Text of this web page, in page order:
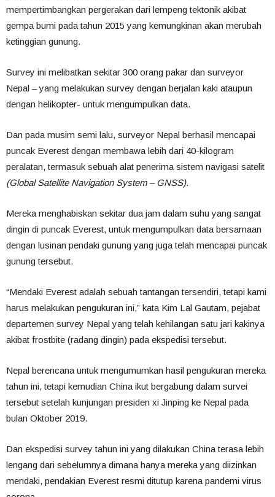
mempertimbangkan pergerakan dari lempeng tektonik akibat
gempa bumi pada tahun 2015 yang kemungkinan akan merubah
ketinggian gunung.
Survey ini melibatkan sekitar 300 orang pakar dan surveyor
Nepal – yang melakukan survey dengan berjalan kaki ataupun
dengan helikopter- untuk mengumpulkan data.
Dan pada musim semi lalu, surveyor Nepal berhasil mencapai
puncak Everest dengan membawa lebih dari 40-kilogram
peralatan, termasuk sebuah alat penerima sistem navigasi satelit
(Global Satellite Navigation System – GNSS).
Mereka menghabiskan sekitar dua jam dalam suhu yang sangat
dingin di puncak Everest, untuk mengumpulkan data bersamaan
dengan lusinan pendaki gunung yang juga telah mencapai puncak
gunung tersebut.
“Mendaki Everest adalah sebuah tantangan tersendiri, tetapi kami
harus melakukan pengukuran ini,” kata Kim Lal Gautam, pejabat
departemen survey Nepal yang telah kehilangan satu jari kakinya
akibat frostbite (radang dingin) pada ekspedisi tersebut.
Nepal berencana untuk mengumumkan hasil pengukuran mereka
tahun ini, tetapi kemudian China ikut bergabung dalam survei
tersebut setelah kunjungan presiden xi Jinping ke Nepal pada
bulan Oktober 2019.
Dan ekspedisi survey tahun ini yang dilakukan China terasa lebih
lengang dari sebelumnya dimana hanya mereka yang diizinkan
mendaki, pendakian Everest resmi ditutup karena pandemi virus